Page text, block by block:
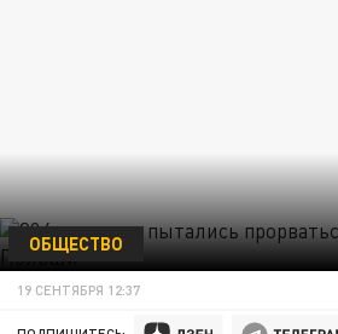
ОБЩЕСТВО
19 СЕНТЯБРЯ 12:37